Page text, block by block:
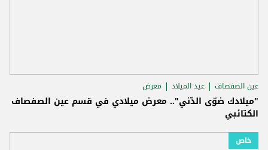
عين الصفصاف عيد الميلاد معرض
"ميلادك ضوّى الدّني".. معرض ميلادي في قسم عين الصفصاف
الكتائبي
خاص